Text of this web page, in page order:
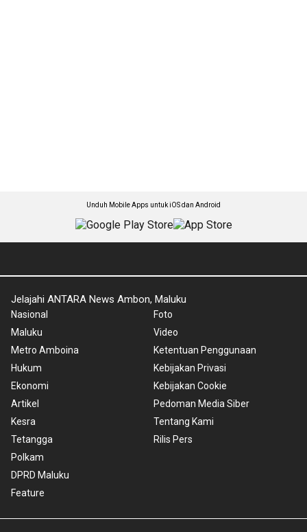
Unduh Mobile Apps untuk iOS dan Android
Jelajahi ANTARA News Ambon, Maluku
Nasional
Maluku
Metro Amboina
Hukum
Ekonomi
Artikel
Kesra
Tetangga
Polkam
DPRD Maluku
Feature
Foto
Video
Ketentuan Penggunaan
Kebijakan Privasi
Kebijakan Cookie
Pedoman Media Siber
Tentang Kami
Rilis Pers